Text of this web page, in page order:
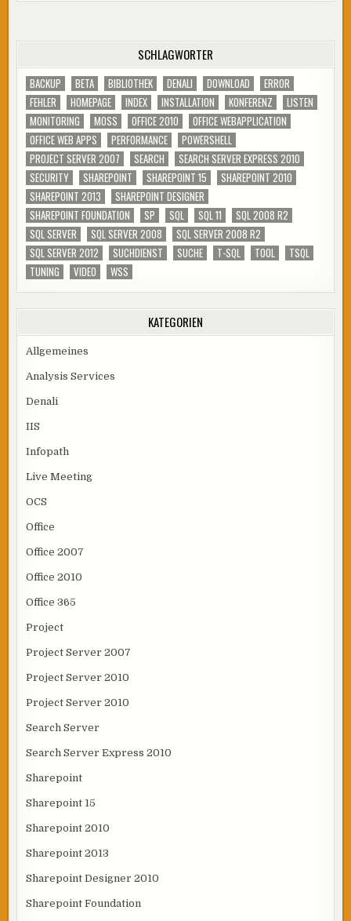
SCHLAGWÖRTER
BACKUP BETA BIBLIOTHEK DENALI DOWNLOAD
ERROR
FEHLER
HOMEPAGE INDEX INSTALLATION KONFERENZ
LISTEN
MONITORING
MOSS OFFICE 2010
OFFICE WEBAPPLICATION
OFFICE WEB APPS
PERFORMANCE
POWERSHELL
PROJECT SERVER 2007
SEARCH
SEARCH SERVER EXPRESS 2010
SECURITY
SHAREPOINT SHAREPOINT 15
SHAREPOINT 2010
SHAREPOINT 2013
SHAREPOINT DESIGNER
SHAREPOINT FOUNDATION
SP SQL SQL 11
SQL 2008 R2
SQL SERVER
SQL SERVER 2008
SQL SERVER 2008 R2
SQL SERVER 2012
SUCHDIENST SUCHE T-SQL TOOL
TSQL
TUNING
VIDEO WSS
KATEGORIEN
Allgemeines
Analysis Services
Denali
IIS
Infopath
Live Meeting
OCS
Office
Office 2007
Office 2010
Office 365
Project
Project Server 2007
Project Server 2010
Project Server 2010
Search Server
Search Server Express 2010
Sharepoint
Sharepoint 15
Sharepoint 2010
Sharepoint 2013
Sharepoint Designer 2010
Sharepoint Foundation